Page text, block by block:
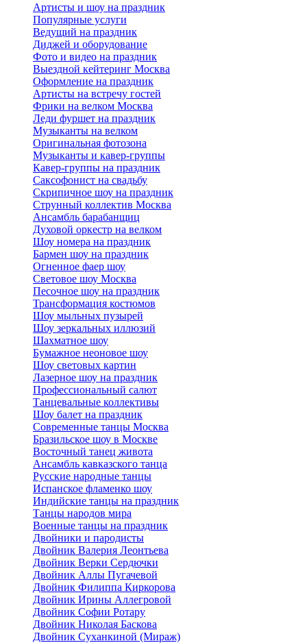
Артисты и шоу на праздник
Популярные услуги
Ведущий на праздник
Диджей и оборудование
Фото и видео на праздник
Выездной кейтеринг Москва
Оформление на праздник
Артисты на встречу гостей
Фрики на велком Москва
Леди фуршет на праздник
Музыканты на велком
Оригинальная фотозона
Музыканты и кавер-группы
Кавер-группы на праздник
Саксофонист на свадьбу
Скрипичное шоу на праздник
Струнный коллектив Москва
Ансамбль барабанщиц
Духовой оркестр на велком
Шоу номера на праздник
Бармен шоу на праздник
Огненное фаер шоу
Световое шоу Москва
Песочное шоу на праздник
Трансформация костюмов
Шоу мыльных пузырей
Шоу зеркальных иллюзий
Шахматное шоу
Бумажное неоновое шоу
Шоу световых картин
Лазерное шоу на праздник
Профессиональный салют
Танцевальные коллективы
Шоу балет на праздник
Современные танцы Москва
Бразильское шоу в Москве
Восточный танец живота
Ансамбль кавказского танца
Русские народные танцы
Испанское фламенко шоу
Индийские танцы на праздник
Танцы народов мира
Военные танцы на праздник
Двойники и пародисты
Двойник Валерия Леонтьева
Двойник Верки Сердючки
Двойник Аллы Пугачевой
Двойник Филиппа Киркорова
Двойник Ирины Аллегровой
Двойник Софии Ротару
Двойник Николая Баскова
Двойник Суханкиной (Мираж)